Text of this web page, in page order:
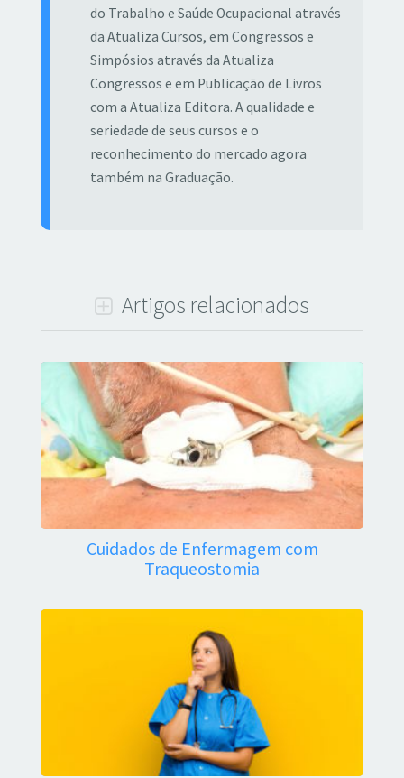
do Trabalho e Saúde Ocupacional através
da Atualiza Cursos, em Congressos e
Simpósios através da Atualiza
Congressos e em Publicação de Livros
com a Atualiza Editora. A qualidade e
seriedade de seus cursos e o
reconhecimento do mercado agora
também na Graduação.
Artigos relacionados
Cuidados de Enfermagem com
Traqueostomia